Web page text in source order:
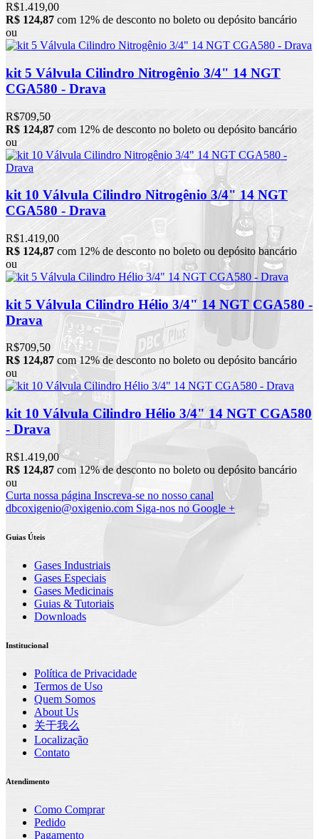
R$1.419,00
R$ 124,87 com 12% de desconto no boleto ou depósito bancário
ou
kit 5 Válvula Cilindro Nitrogênio 3/4" 14 NGT
CGA580 - Drava
R$709,50
R$ 124,87 com 12% de desconto no boleto ou depósito bancário
ou
kit 10 Válvula Cilindro Nitrogênio 3/4" 14 NGT
CGA580 - Drava
R$1.419,00
R$ 124,87 com 12% de desconto no boleto ou depósito bancário
ou
kit 5 Válvula Cilindro Hélio 3/4" 14 NGT CGA580 -
Drava
R$709,50
R$ 124,87 com 12% de desconto no boleto ou depósito bancário
ou
kit 10 Válvula Cilindro Hélio 3/4" 14 NGT CGA580
- Drava
R$1.419,00
R$ 124,87 com 12% de desconto no boleto ou depósito bancário
ou
Curta nossa página Inscreva-se no nosso canal
dbcoxigenio@oxigenio.com Siga-nos no Google +
Guias Úteis
Gases Industriais
Gases Especiais
Gases Medicinais
Guias & Tutoriais
Downloads
Institucional
Política de Privacidade
Termos de Uso
Quem Somos
About Us
关于我么
Localização
Contato
Atendimento
Como Comprar
Pedido
Pagamento